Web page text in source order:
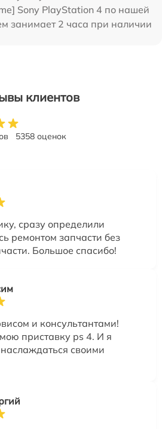
Sony PlayStation 4 по нашей
занимает 2 часа при наличии
клиентов
5358 оценок
сразу определили
ремонтом запчасти без
Большое спасибо!
и консультантами!
приставку ps 4. И я
своими